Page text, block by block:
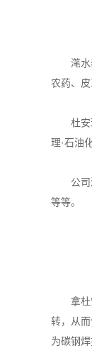
滗
农药、
杜安环
理·石油
公司滗
等等。
拿
转，从
为碳钢